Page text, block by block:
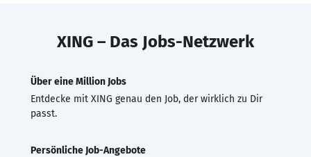
XING – Das Jobs-Netzwerk
Über eine Million Jobs
Entdecke mit XING genau den Job, der wirklich zu Dir
passt.
Persönliche Job-Angebote